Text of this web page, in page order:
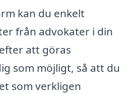
kan du enkelt
från advokater i din
att göras
som möjligt, så att du
som verkligen